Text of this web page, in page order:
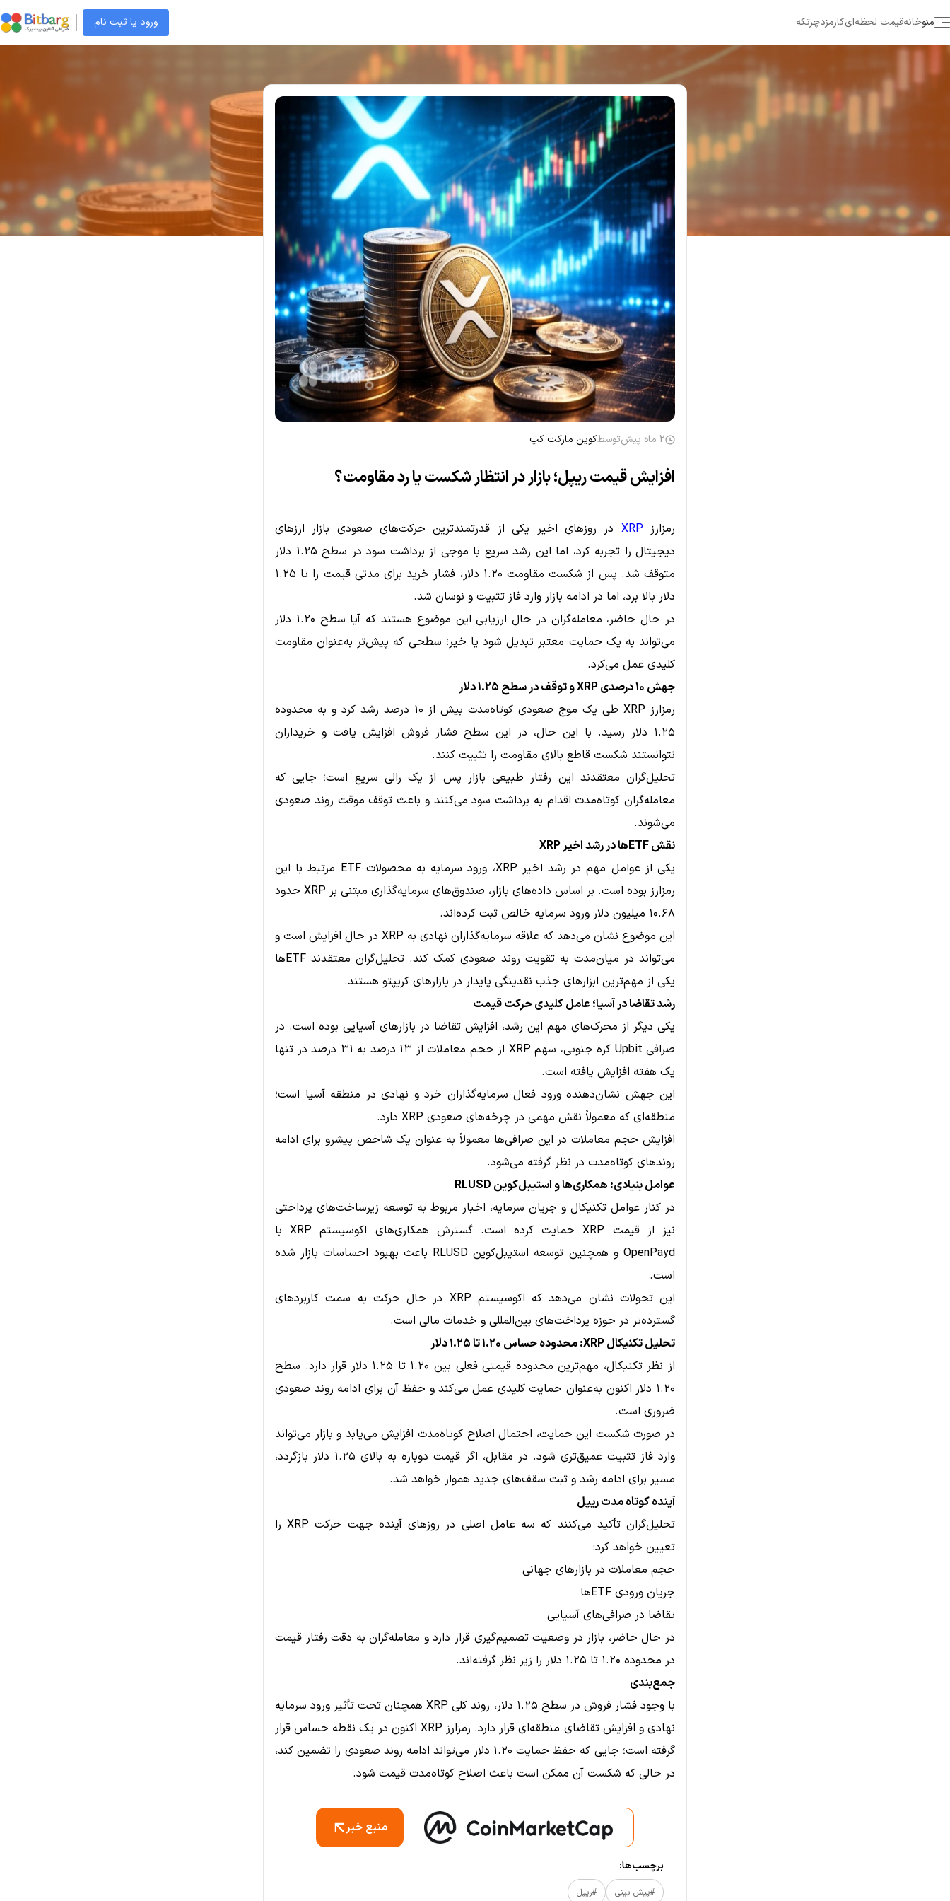
ورود یا ثبت نام چرتکهکارمزدقیمت لحظه‌ایخانهمنو
2 ماه پیش توسطکوین مارکت کپ
افزایش قیمت ریپل؛ بازار در انتظار شکست یا رد مقاومت؟
رمزارزXRP در روزهای اخیر یکی از قدرتمندترین حرکت‌های صعودی بازار ارزهای
دیجیتال را تجربه کرد، اما این رشد سریع با موجی از برداشت سود در سطح ۱.۲۵ دلار
متوقف شد. پس از شکست مقاومت ۱.۲۰ دلار، فشار خرید برای مدتی قیمت را تا ۱.۲۵
دلار بالا برد، اما در ادامه بازار وارد فاز تثبیت و نوسان شد.
در حال حاضر، معامله‌گران در حال ارزیابی این موضوع هستند که آیا سطح ۱.۲۰ دلار
می‌تواند به یک حمایت معتبر تبدیل شود یا خیر؛ سطحی که پیش‌تر به‌عنوان مقاومت
کلیدی عمل می‌کرد.
جهش ۱۰ درصدی XRP و توقف در سطح ۱.۲۵ دلار
رمزارز XRP
طی یک موج صعودی کوتاه‌مدت بیش از ۱۰ درصد رشد کرد و به محدوده
۱.۲۵ دلار رسید. با این حال، در این سطح فشار فروش افزایش یافت و خریداران
نتوانستند شکست قاطع بالای مقاومت را تثبیت کنند.
تحلیل‌گران معتقدند این رفتار طبیعی بازار پس از یک رالی سریع است؛ جایی که
معامله‌گران کوتاه‌مدت اقدام به برداشت سود می‌کنند و باعث توقف موقت روند صعودی
می‌شوند.
نقش ETFها در رشد اخیر XRP
یکی از عوامل مهم در رشد اخیر XRP، ورود سرمایه به محصولات ETF مرتبط با این
رمزارز بوده است. بر اساس داده‌های بازار، صندوق‌های سرمایه‌گذاری مبتنی بر XRP حدود
۱۰.۶۸ میلیون دلار ورود سرمایه خالص ثبت کرده‌اند.
این موضوع نشان می‌دهد که علاقه سرمایه‌گذاران نهادی به XRP در حال افزایش است و
می‌تواند در میان‌مدت به تقویت روند صعودی کمک کند. تحلیل‌گران معتقدند ETFها
یکی از مهم‌ترین ابزارهای جذب نقدینگی پایدار در بازارهای کریپتو هستند.
رشد تقاضا در آسیا؛ عامل کلیدی حرکت قیمت
یکی دیگر از محرک‌های مهم این رشد، افزایش تقاضا در بازارهای آسیایی بوده است. در
صرافی Upbit کره جنوبی، سهم XRP از حجم معاملات از ۱۳ درصد به ۳۱ درصد در تنها
یک هفته افزایش یافته است.
این جهش نشان‌دهنده ورود فعال سرمایه‌گذاران خرد و نهادی در منطقه آسیا است؛
منطقه‌ای که معمولاً نقش مهمی در چرخه‌های صعودی XRP دارد.
افزایش حجم معاملات در این صرافی‌ها معمولاً به عنوان یک شاخص پیشرو برای ادامه
روندهای کوتاه‌مدت در نظر گرفته می‌شود.
عوامل بنیادی: همکاری‌ها و استیبل‌کوین RLUSD
در کنار عوامل تکنیکال و جریان سرمایه، اخبار مربوط به توسعه زیرساخت‌های پرداختی
نیز از قیمت XRP حمایت کرده است. گسترش همکاری‌های اکوسیستم XRP با
OpenPayd و همچنین توسعه استیبل‌کوین RLUSD باعث بهبود احساسات بازار شده
است.
این تحولات نشان می‌دهد که اکوسیستم XRP در حال حرکت به سمت کاربردهای
گسترده‌تر در حوزه پرداخت‌های بین‌المللی و خدمات مالی است.
تحلیل تکنیکال XRP: محدوده حساس ۱.۲۰ تا ۱.۲۵ دلار
از نظر تکنیکال، مهم‌ترین محدوده قیمتی فعلی بین ۱.۲۰ تا ۱.۲۵ دلار قرار دارد. سطح
۱.۲۰ دلار اکنون به‌عنوان حمایت کلیدی عمل می‌کند و حفظ آن برای ادامه روند صعودی
ضروری است.
در صورت شکست این حمایت، احتمال اصلاح کوتاه‌مدت افزایش می‌یابد و بازار می‌تواند
وارد فاز تثبیت عمیق‌تری شود. در مقابل، اگر قیمت دوباره به بالای ۱.۲۵ دلار بازگردد،
مسیر برای ادامه رشد و ثبت سقف‌های جدید هموار خواهد شد.
آینده کوتاه‌ مدت ریپل
تحلیل‌گران تأکید می‌کنند که سه عامل اصلی در روزهای آینده جهت حرکت XRP را
تعیین خواهد کرد:
حجم معاملات در بازارهای جهانی
جریان ورودی ETFها
تقاضا در صرافی‌های آسیایی
در حال حاضر، بازار در وضعیت تصمیم‌گیری قرار دارد و معامله‌گران به دقت رفتار قیمت
در محدوده ۱.۲۰ تا ۱.۲۵ دلار را زیر نظر گرفته‌اند.
جمع‌بندی
با وجود فشار فروش در سطح ۱.۲۵ دلار، روند کلی XRP همچنان تحت تأثیر ورود سرمایه
نهادی و افزایش تقاضای منطقه‌ای قرار دارد. رمزارزXRP اکنون در یک نقطه حساس قرار
گرفته است؛ جایی که حفظ حمایت ۱.۲۰ دلار می‌تواند ادامه روند صعودی را تضمین کند،
در حالی که شکست آن ممکن است باعث اصلاح کوتاه‌مدت قیمت شود.
منبع خبر
برچسب‌ها:
#پیش_بینی #ریپل